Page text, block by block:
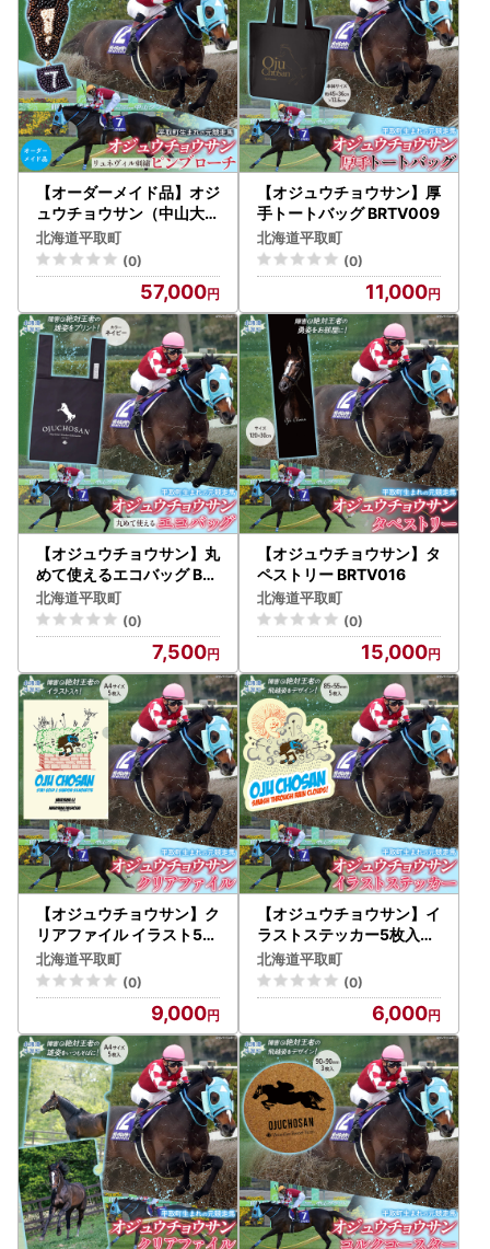
【オーダーメイド品】オジ
ュウチョウサン（中山大障
害時）リュネヴィル刺繍ピ
ンブローチ BRTV003
北海道平取町
(0)
57,000
【オジュウチョウサン】厚
手トートバッグ BRTV009
北海道平取町
(0)
11,000
【オジュウチョウサン】丸
めて使えるエコバッグ BR
TV012
北海道平取町
(0)
7,500
【オジュウチョウサン】タ
ペストリー BRTV016
北海道平取町
(0)
15,000
【オジュウチョウサン】ク
リアファイル イラスト5枚
入り BRTV017
北海道平取町
(0)
9,000
【オジュウチョウサン】イ
ラストステッカー5枚入り
BRTV018
北海道平取町
(0)
6,000